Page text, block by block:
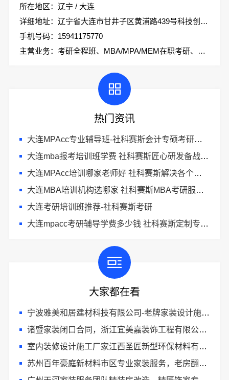
所在地区：辽宁 / 大连
详细地址：辽宁省大连市甘井子区黄浦路439号科技创业大厦2楼社科赛斯考研
手机号码：15941175770
主营业务：考研全程班、MBA/MPA/MEM在职考研、会计专硕、考研集训营
热门资讯
大连MPAcc专业辅导班-社科赛斯会计专硕考研助你考研成功
大连mba报考培训班学费 社科赛斯匠心研发备战MBA考研
大连MPAcc培训哪家老师好 社科赛斯解决各个阶段备考需求
大连MBA培训机构选哪家 社科赛斯MBA考研服务人才伴您成长
大连考研培训班推荐-社科赛斯考研
大连mpacc考研辅导学费多少钱 社科赛斯定制专业辅导规划
大家都在看
宁波雅美和居建材科技有限公司-老牌家装设计施工对接
诸暨家装闭口合同，浙江宜美嘉装饰工程有限公司让装修更省心
室内装修设计施工厂家江西圣匠新型环保材料有限公司
苏州百年豪庭新材料市区专业家装服务，老房翻新拎包入住